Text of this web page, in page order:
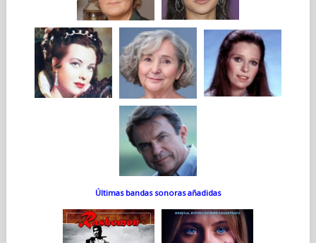
Últimas bandas sonoras añadidas